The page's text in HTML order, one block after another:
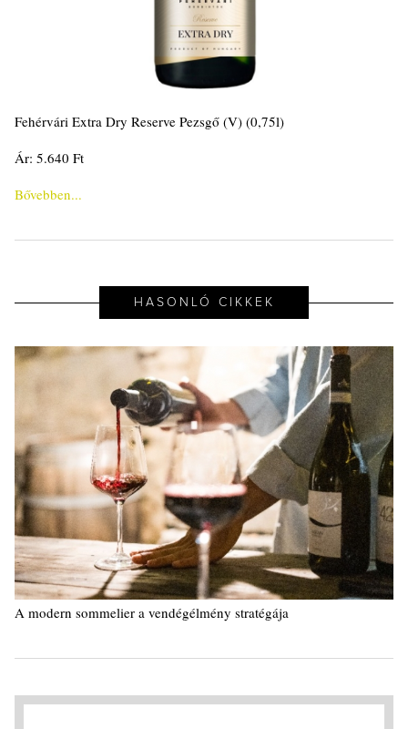
Fehérvári Extra Dry Reserve Pezsgő (V) (0,75l)
Ár: 5.640 Ft
Bővebben...
HASONLÓ CIKKEK
A modern sommelier a vendégélmény stratégája